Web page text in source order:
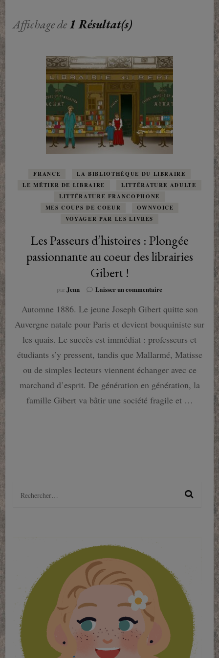
Affichage de1 Résultat(s)
FRANCE
LA BIBLIOTHÈQUE DU LIBRAIRE
LE MÉTIER DE LIBRAIRE
LITTÉRATURE ADULTE
LITTÉRATURE FRANCOPHONE
MES COUPS DE COEUR
OWNVOICE
VOYAGER PAR LES LIVRES
Les Passeurs d’histoires : Plongée
passionnante au coeur des librairies
Gibert !
parJenn Laisser un commentairesur
Passeurs
:
Plongée
au
coeur
librairies
Gibert
!
Automne 1886. Le jeune Joseph Gibert quitte son
Auvergne natale pour Paris et devient bouquiniste sur
les quais. Le succès est immédiat : professeurs et
étudiants s’y pressent, tandis que Mallarmé, Matisse
ou de simples lecteurs viennent échanger avec ce
marchand d’esprit. De génération en génération, la
famille Gibert va bâtir une société fragile et …
Rechercher :